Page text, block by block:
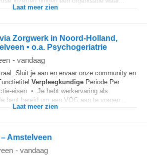
Laat meer zien
Zorgwerk in Noord-Holland,
• o.a. Psychogeriatrie
- vandaag
Sluit je aan en ervaar onze community en
Verpleegkundige Periode Per
eisen • Je hebt werkervaring als
bent bereid om een VOG aan te vragen...
Laat meer zien
Amstelveen
- vandaag